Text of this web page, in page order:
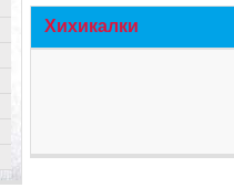
Хихикалки